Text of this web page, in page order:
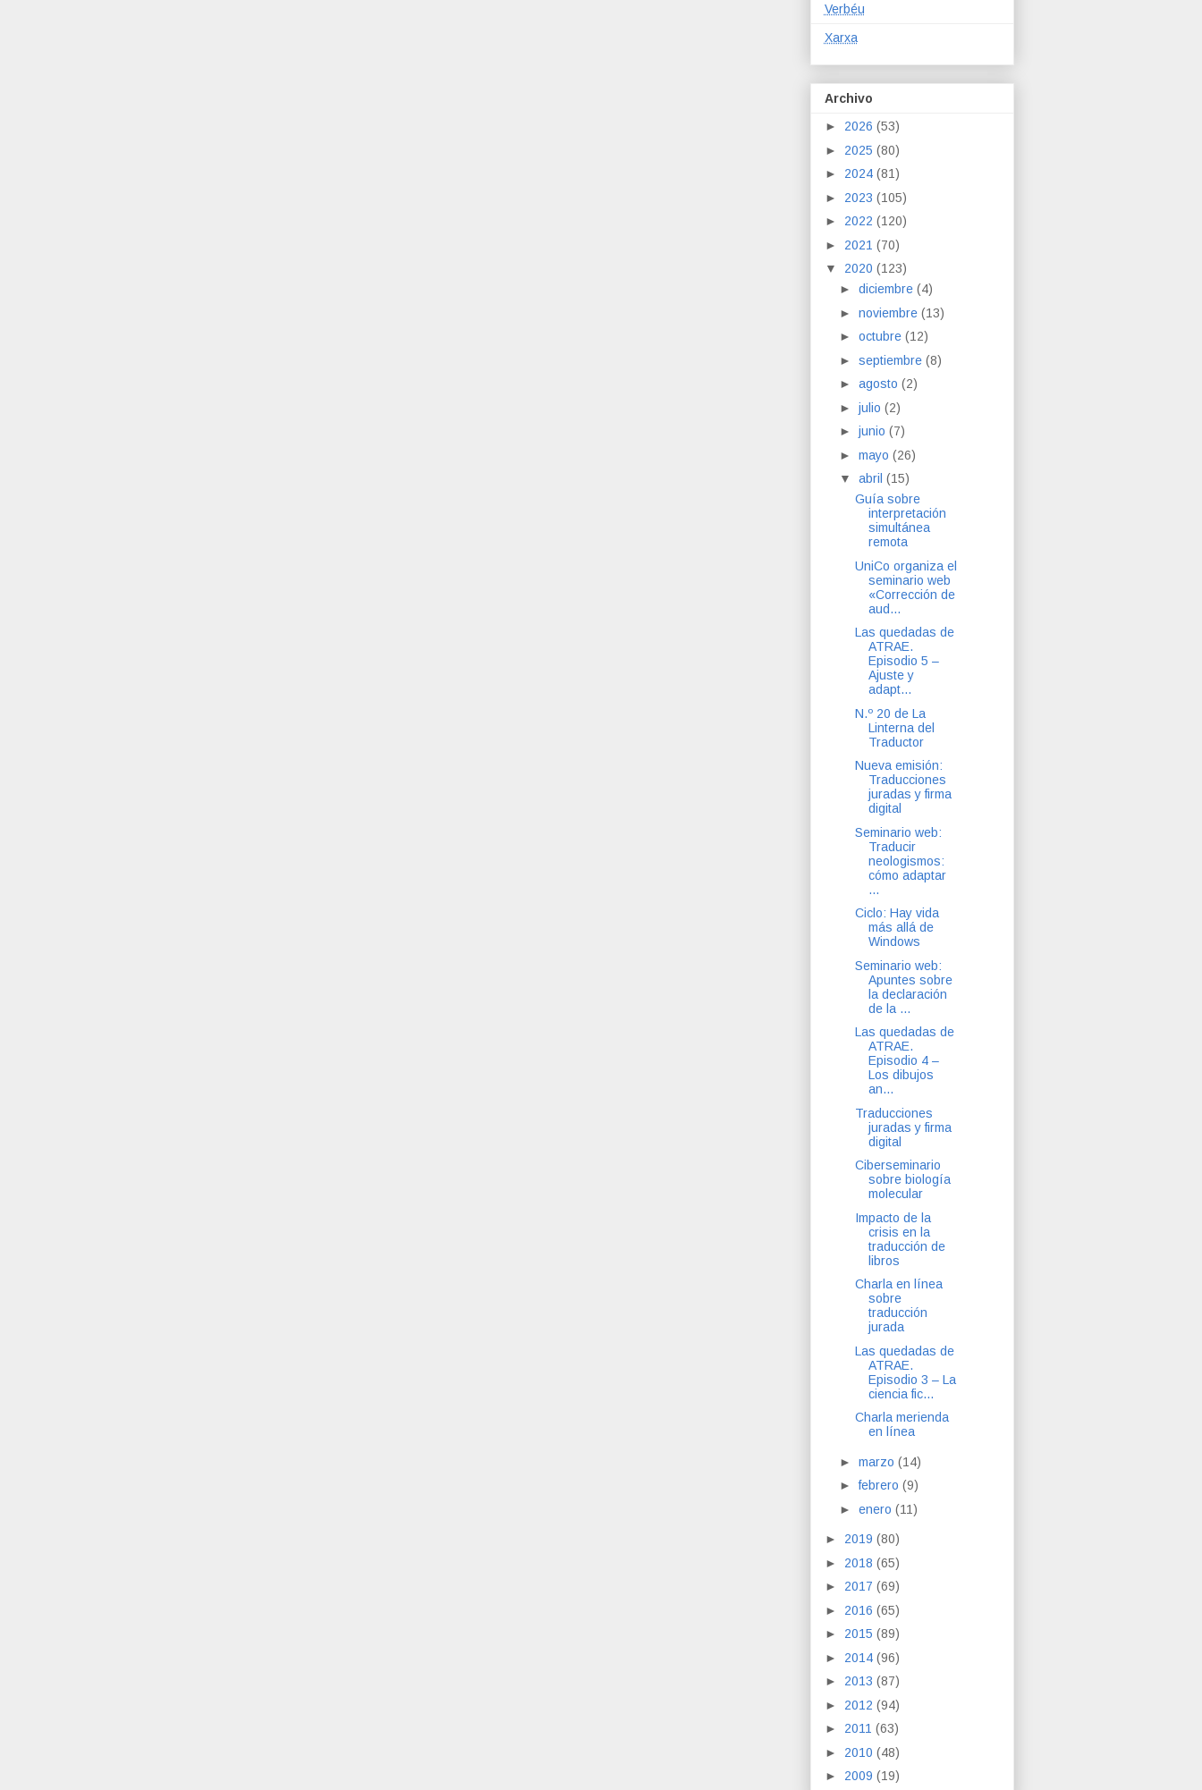
Verbéu
Xarxa
Archivo
► 2026 (53)
► 2025 (80)
► 2024 (81)
► 2023 (105)
► 2022 (120)
► 2021 (70)
▼ 2020 (123)
►diciembre(4)
►noviembre(13)
►octubre(12)
►septiembre(8)
►agosto(2)
►julio(2)
►junio(7)
►mayo(26)
▼abril(15)
Guía sobre
interpretación
simultánea
remota
UniCo organiza el
seminario web
«Corrección de
aud...
Las quedadas de
ATRAE.
Episodio 5 –
Ajuste y
adapt...
N.º 20 de La
Linterna del
Traductor
Nueva emisión:
Traducciones
juradas y firma
digital
Seminario web:
Traducir
neologismos:
cómo adaptar
...
Ciclo: Hay vida
más allá de
Windows
Seminario web:
Apuntes sobre
la declaración
de la ...
Las quedadas de
ATRAE.
Episodio 4 –
Los dibujos
an...
Traducciones
juradas y firma
digital
Ciberseminario
sobre biología
molecular
Impacto de la
crisis en la
traducción de
libros
Charla en línea
sobre
traducción
jurada
Las quedadas de
ATRAE.
Episodio 3 – La
ciencia fic...
Charla merienda
en línea
►marzo(14)
►febrero(9)
►enero(11)
► 2019 (80)
► 2018 (65)
► 2017 (69)
► 2016 (65)
► 2015 (89)
► 2014 (96)
► 2013 (87)
► 2012 (94)
► 2011 (63)
► 2010 (48)
► 2009 (19)